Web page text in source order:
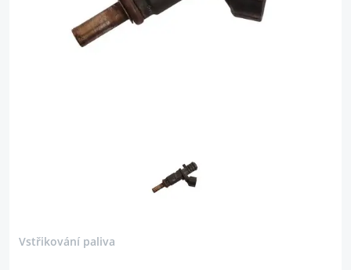
Vstřikování paliva